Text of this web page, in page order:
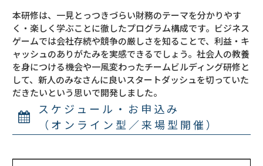
本研修は、一見とっつきづらい財務のテーマを分かりやす
く・楽しく学ぶことに徹したプログラム構成です。ビジネス
ゲームでは会社存続や競争の厳しさを知ることで、利益・キ
ャッシュのありがたみを実感できるでしょう。社会人の教養
を身につける機会や一風変わったチームビルディング研修と
して、新人のみなさんに良いスタートダッシュを切っていた
だきたいという思いで開発しました。
スケジュール・お申込み
（オンライン型／来場型開催）